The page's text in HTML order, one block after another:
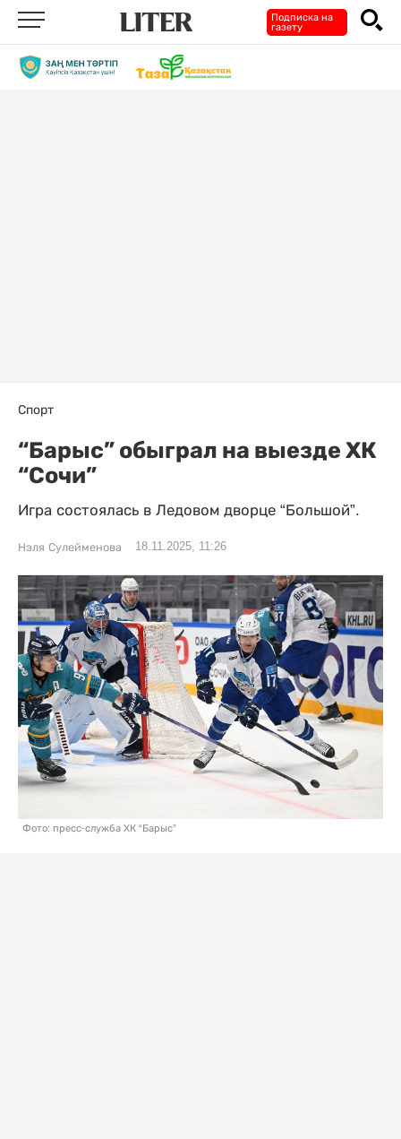
Подписка на
газету
Спорт
“Барыс” обыграл на выезде ХК
“Сочи”
Игра состоялась в Ледовом дворце “Большой”.
Нэля Сулейменова 18.11.2025, 11:26
Фото: пресс-служба ХК “Барыс”